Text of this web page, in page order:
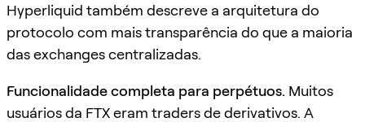
Hyperliquid também descreve a arquitetura do
protocolo com mais transparência do que a maioria
das exchanges centralizadas.
Funcionalidade completa para perpétuos. Muitos
usuários da FTX eram traders de derivativos. A